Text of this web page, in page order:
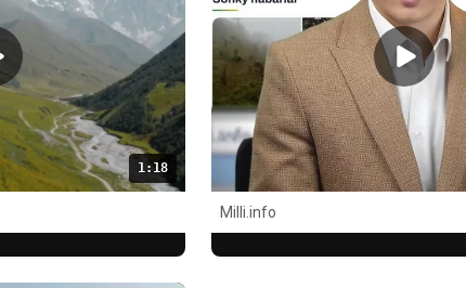
1:18
Milli.info